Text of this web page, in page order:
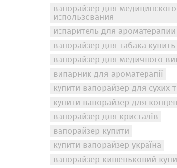
вапорайзер для медицинского
использования
испаритель для ароматерапии
вапорайзер для табака купить
вапорайзер для медичного
випарник для ароматерапії
купити вапорайзер для сухих
купити вапорайзер для
вапорайзер для кристалів
вапорайзер купити
купити вапорайзер україна
вапорайзер кишеньковий